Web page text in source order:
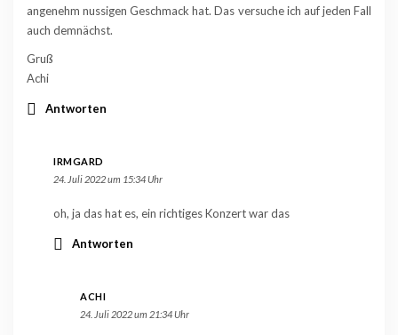
angenehm nussigen Geschmack hat. Das versuche ich auf jeden Fall
auch demnächst.
Gruß
Achi
Antworten
IRMGARD
24. Juli 2022 um 15:34 Uhr
oh, ja das hat es, ein richtiges Konzert war das
Antworten
ACHI
24. Juli 2022 um 21:34 Uhr